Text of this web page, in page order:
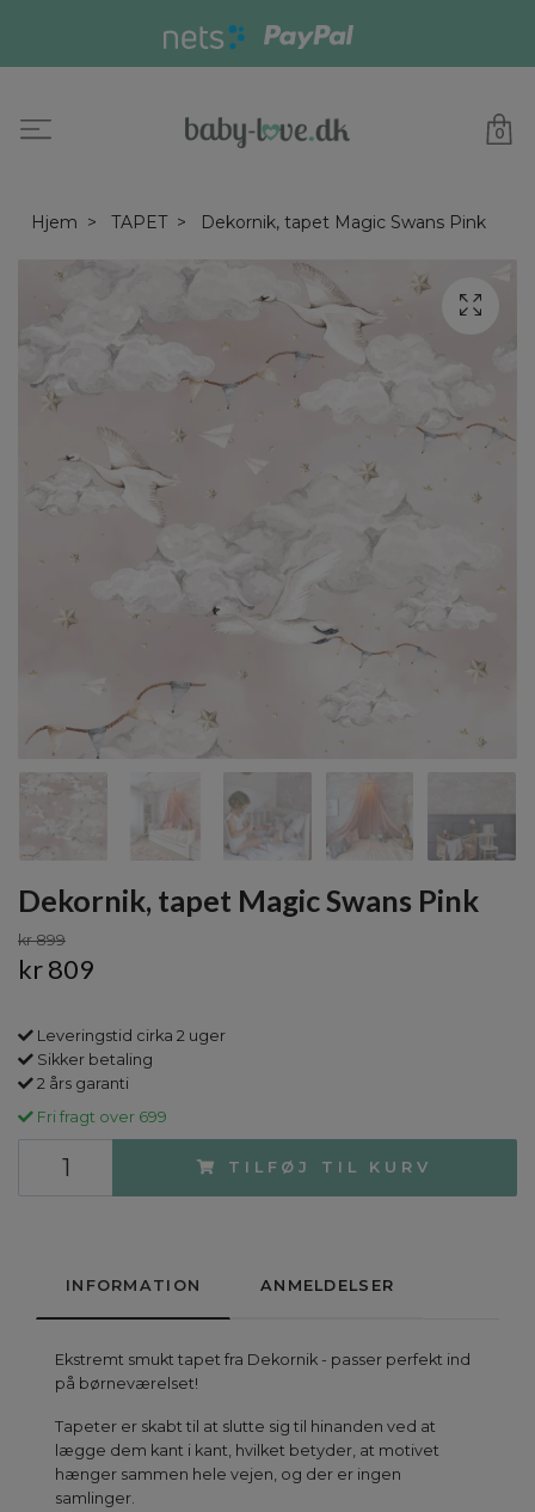
0
Hjem TAPET Dekornik, tapet Magic Swans Pink
Dekornik, tapet Magic Swans Pink
kr 899
kr 809
Leveringstid cirka 2 uger
Sikker betaling
2 års garanti
Fri fragt over 699
TILFØJ TIL KURV
INFORMATION ANMELDELSER
Ekstremt smukt tapet fra Dekornik - passer perfekt ind
på børneværelset!
Tapeter er skabt til at slutte sig til hinanden ved at
lægge dem kant i kant, hvilket betyder, at motivet
hænger sammen hele vejen, og der er ingen
samlinger.